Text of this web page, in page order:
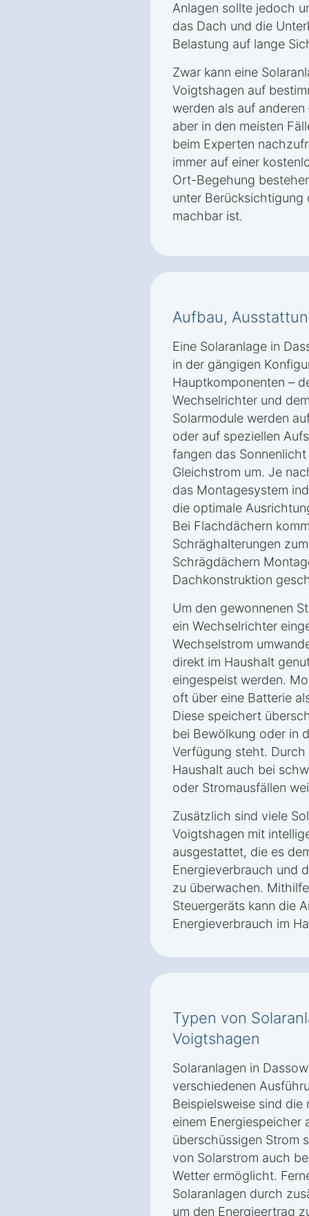
Anlagen sollte jedoch
das Dach und die
Belastung auf lange
Zwar kann eine
Voigtshagen auf
werden als auf
aber in den meisten
beim Experten
immer auf einer
Ort-Begehung
unter Berücksichtigung
machbar ist.
Aufbau,
Eine Solaranlage in
in der gängigen
Hauptkomponenten –
Wechselrichter und
Solarmodule werden
oder auf speziellen
fangen das
Gleichstrom um. Je
das Montagesystem
die optimale
Bei Flachdächern
Schräghalterungen
Schrägdächern
Dachkonstruktion
Um den gewonnenen
ein Wechselrichter
Wechselstrom
direkt im Haushalt
eingespeist werden.
oft über eine Batterie
Diese speichert
bei Bewölkung oder in
Verfügung steht.
Haushalt auch bei
oder Stromausfällen
Zusätzlich sind viele
Voigtshagen mit
ausgestattet, die es
Energieverbrauch und
zu überwachen.
Steuergeräts kann die
Energieverbrauch im
Typen von
Voigtshagen
Solaranlagen in
verschiedenen
Beispielsweise sind die
einem Energiespeicher
überschüssigen Strom
von Solarstrom auch
Wetter ermöglicht.
Solaranlagen durch
um den Energieertrag